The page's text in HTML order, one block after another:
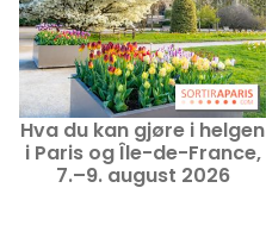
Hva du kan gjøre i helgen
i Paris og Île-de-France,
7.–9. august 2026